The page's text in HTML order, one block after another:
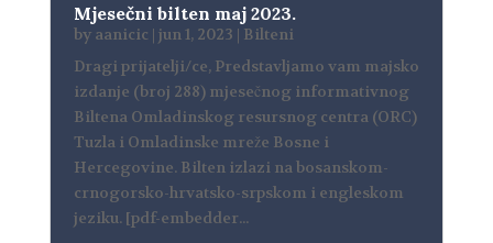
Mjesečni bilten maj 2023.
by aanicic | jun 1, 2023 | Bilteni
Dragi prijatelji/ce, Predstavljamo vam majsko
izdanje (broj 288) mjesečnog informativnog
Biltena Omladinskog resursnog centra (ORC)
Tuzla i Omladinske mreže Bosne i
Hercegovine. Bilten izlazi na bosanskom-
crnogorsko-hrvatsko-srpskom i engleskom
jeziku. [pdf-embedder...